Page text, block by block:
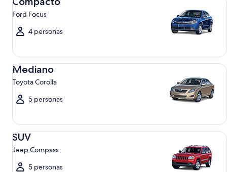
Ford Focus
4 personas
Mediano
Toyota Corolla
5 personas
Mediano Toyota Corolla
SUV
Jeep Compass
5 personas
SUV Jeep Compass